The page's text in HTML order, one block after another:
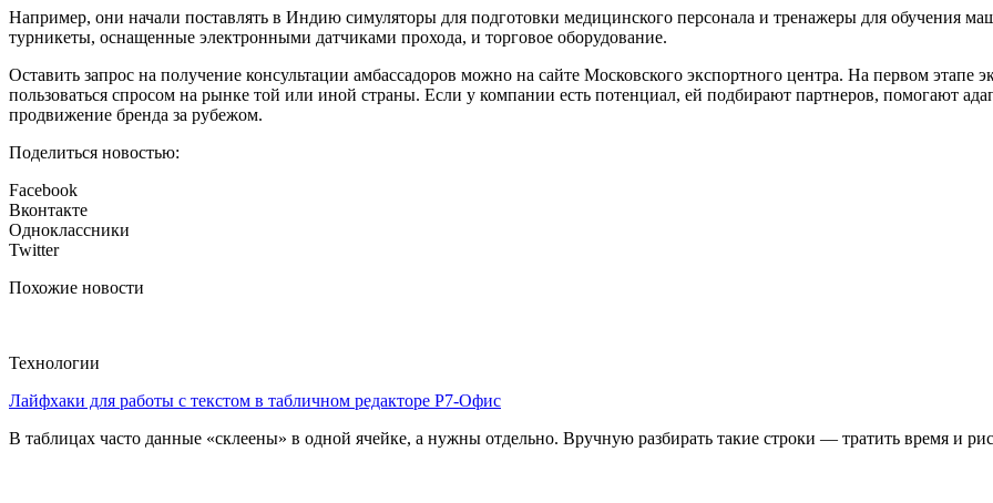
Например, они начали поставлять в Индию симуляторы для подготовки медицинского персонала и тренажеры для обучения
турникеты, оснащенные электронными датчиками прохода, и торговое оборудование.
Оставить запрос на получение консультации амбассадоров можно на сайте Московского экспортного центра. На первом этапе
пользоваться спросом на рынке той или иной страны. Если у компании есть потенциал, ей подбирают партнеров, помогают
продвижение бренда за рубежом.
Поделиться новостью:
Facebook
Вконтакте
Одноклассники
Twitter
Похожие новости
Технологии
Лайфхаки для работы с текстом в табличном редакторе Р7-Офис
В таблицах часто данные «склеены» в одной ячейке, а нужны отдельно. Вручную разбирать такие строки — тратить время и